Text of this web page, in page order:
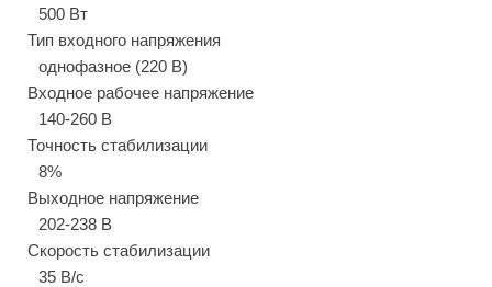
500 Вт
Тип входного напряжения
однофазное (220 В)
Входное рабочее напряжение
140-260 В
Точность стабилизации
8%
Выходное напряжение
202-238 В
Скорость стабилизации
35 В/с